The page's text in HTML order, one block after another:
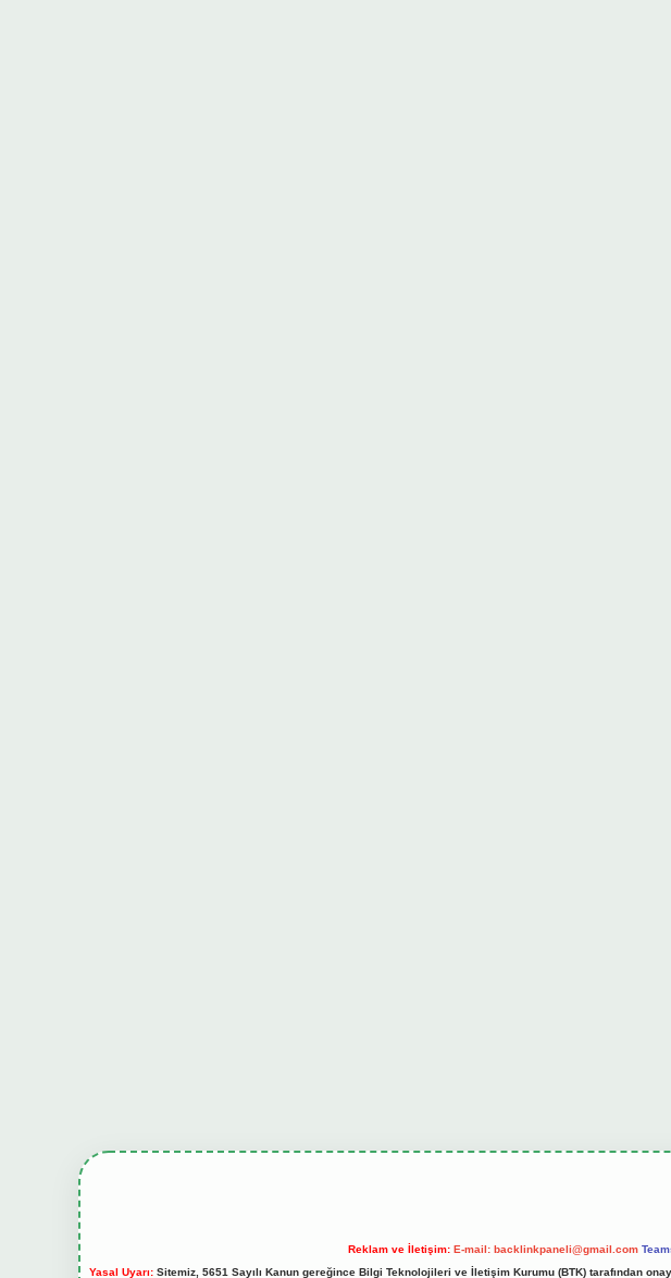
Reklam ve İletişim: E-mail: backlinkpaneli@gmail.com
Yasal Uyarı:Sitemiz, 5651 Sayılı Kanun gereğince Bilgi Teknolojileri ve İletişim Kurumu (BTK) tarafından